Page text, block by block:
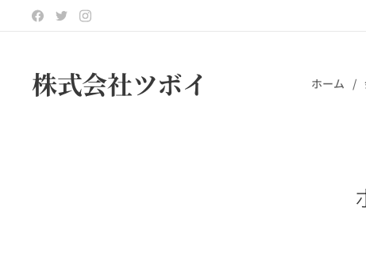
株式会社ツボイ ホーム